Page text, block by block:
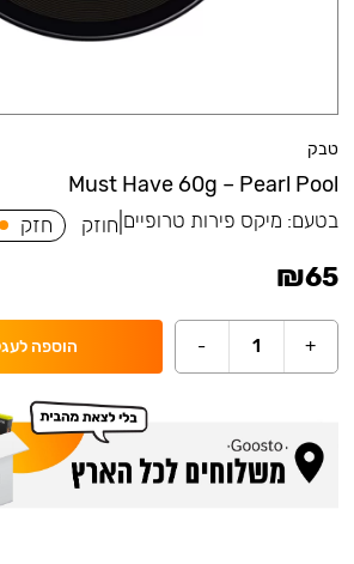
טבק
Must Have 60g – Pearl Pool
בטעם: מיקס פירות טרופיים חוזק חזק
₪65
+
1
- הוספה